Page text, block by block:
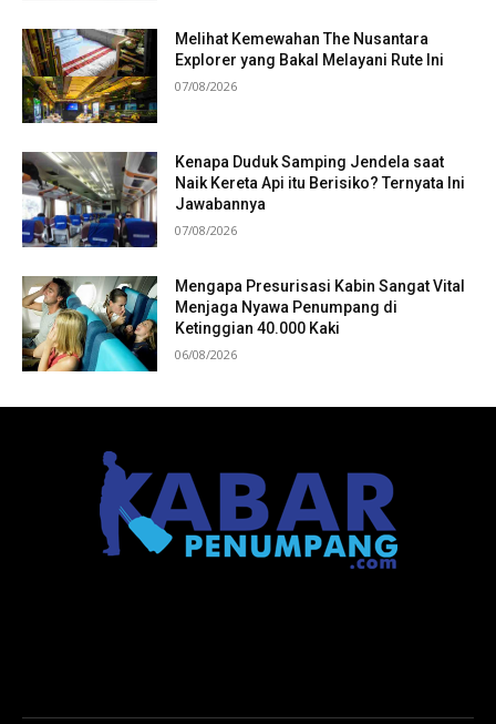
Melihat Kemewahan The Nusantara
Explorer yang Bakal Melayani Rute Ini
07/08/2026
Kenapa Duduk Samping Jendela saat
Naik Kereta Api itu Berisiko? Ternyata Ini
Jawabannya
07/08/2026
Mengapa Presurisasi Kabin Sangat Vital
Menjaga Nyawa Penumpang di
Ketinggian 40.000 Kaki
06/08/2026